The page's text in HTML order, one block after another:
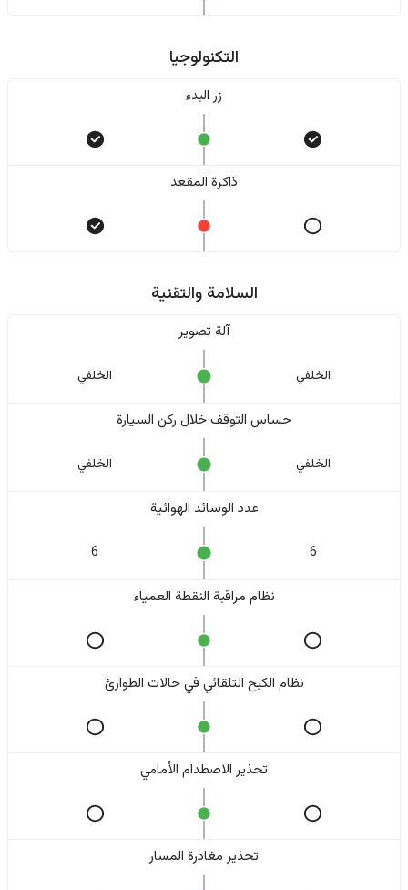
التكنولوجيا
زر البدء
ذاكرة المقعد
السلامة والتقنية
آلة تصوير
الخلفي الخلفي
حساس التوقف خلال ركن السيارة
الخلفي الخلفي
عدد الوسائد الهوائية
6
6
نظام مراقبة النقطة العمياء
نظام الكبح التلقائي في حالات الطوارئ
تحذير الاصطدام الأمامي
تحذير مغادرة المسار